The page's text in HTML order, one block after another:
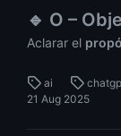
🔹 O –
Aclarar el
ai
21 Aug 2025